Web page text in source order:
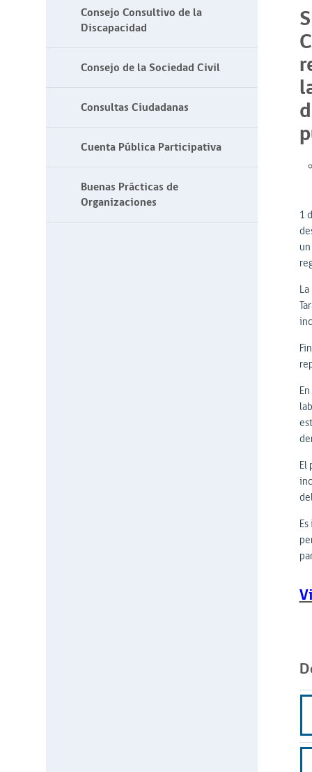
Consejo Consultivo de la
Discapacidad
Consejo de la Sociedad Civil
Consultas Ciudadanas
Cuenta Pública Participativa
Buenas Prácticas de
Organizaciones
1
El